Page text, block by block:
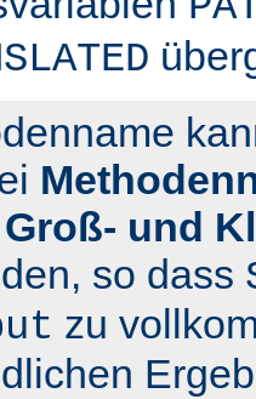
und
so dass
zu